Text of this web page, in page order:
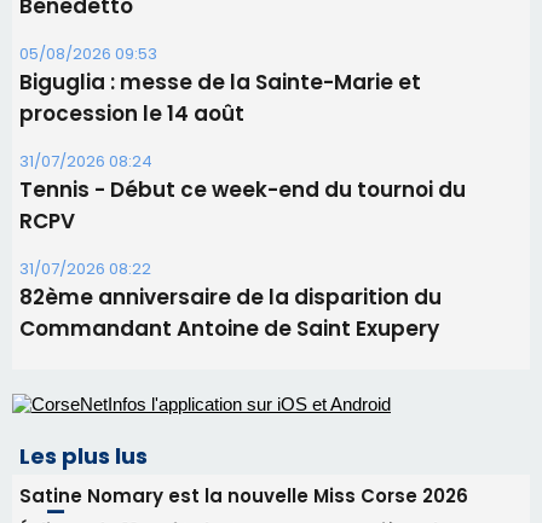
06/08/2026 15:57
Ucciani – Marché des producteurs à Cruculi le
11 août
06/08/2026 15:25
Corte – L’association A Nuciola organise une
projection sous les étoiles
06/08/2026 15:04
Alata - Soirée Tango Argentin au stade de San
Benedetto
05/08/2026 09:53
procession le 14 août
31/07/2026 08:24
Tennis - Début ce week-end du tournoi du
RCPV